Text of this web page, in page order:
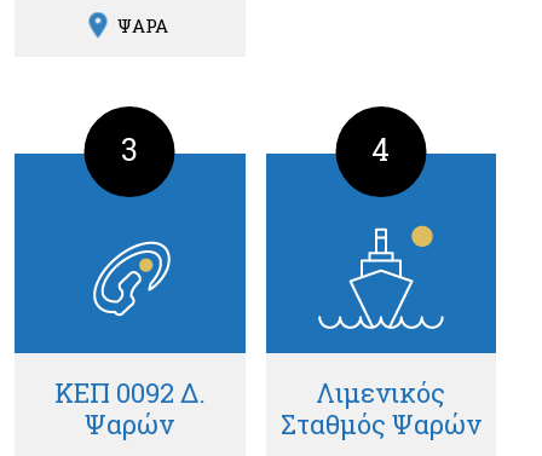
ΨΑΡΑ
3
ΚΕΠ 0092 Δ.
Ψαρών
4
Λιμενικός
Σταθμός Ψαρών